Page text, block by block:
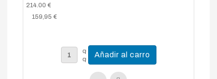
214.00 €
159,95 €